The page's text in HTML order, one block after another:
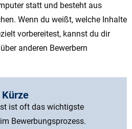
statt und besteht aus
Wenn du weißt, welche Inhalte
vorbereitest, kannst du dir
anderen Bewerbern
ist oft das wichtigste
Bewerbungsprozess.